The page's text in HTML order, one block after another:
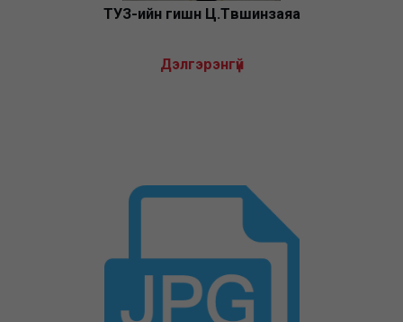
ТУЗ-ийн гишүүн Ц.Түвшинзаяа
Дэлгэрэнгүй